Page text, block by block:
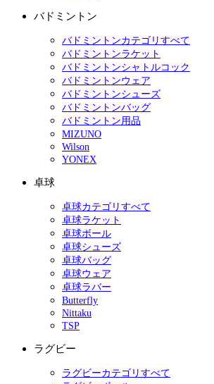
バドミントン
バドミントンカテゴリすべて
バドミントンラケット
バドミントンシャトルコック
バドミントンウェア
バドミントンシューズ
バドミントンバッグ
バドミントン用品
MIZUNO
Wilson
YONEX
卓球
卓球カテゴリすべて
卓球ラケット
卓球ボール
卓球シューズ
卓球バッグ
卓球ウェア
卓球ラバー
Butterfly
Nittaku
TSP
ラグビー
ラグビーカテゴリすべて